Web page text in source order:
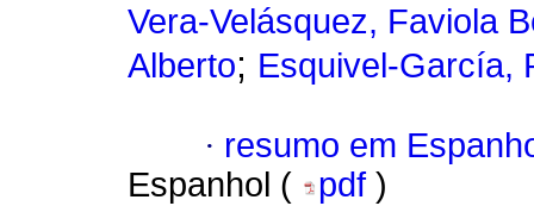
Vera-Velásquez, Faviola
Alberto; Esquivel-García,
· resumo em
Espanhol (
pdf )